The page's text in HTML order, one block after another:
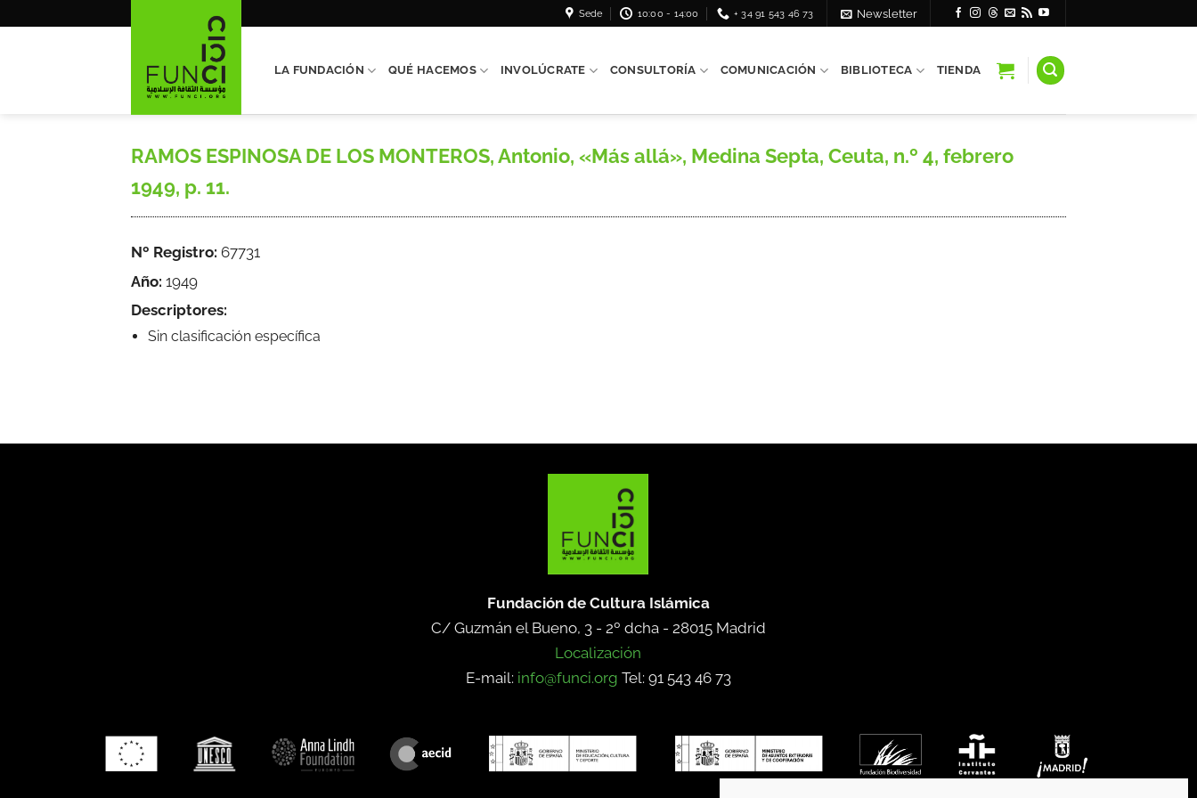
Sede 10:00 - 14:00 + 34 91 543 46 73 Newsletter
LA FUNDACIÓN QUÉ HACEMOS INVOLÚCRATE CONSULTORÍA COMUNICACIÓN BIBLIOTECA TIENDA
RAMOS ESPINOSA DE LOS MONTEROS, Antonio, «Más allá», Medina Septa, Ceuta, n.º 4, febrero
1949, p. 11.
Nº Registro: 67731
Año: 1949
Descriptores:
Sin clasificación específica
Fundación de Cultura Islámica
C/ Guzmán el Bueno, 3 - 2º dcha - 28015 Madrid
Localización
E-mail: info@funci.org Tel: 91 543 46 73